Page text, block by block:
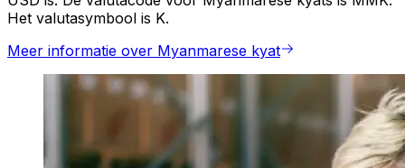
Het valutasymbool is K.
Meer informatie over Myanmarese kyat